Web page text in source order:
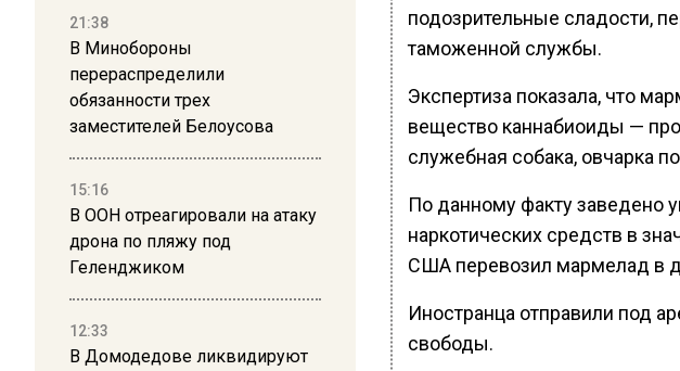
21:38
В Минобороны
перераспределили
обязанности трех
заместителей Белоусова
15:16
В ООН отреагировали на атаку
дрона по пляжу под
Геленджиком
12:33
В Домодедове ликвидируют
подозрительные сладости,
таможенной службы.
Экспертиза показала, что
вещество каннабиоиды —
служебная собака, овчарка
По данному факту заведено
наркотических средств в
США перевозил мармелад в
Иностранца отправили под
свободы.